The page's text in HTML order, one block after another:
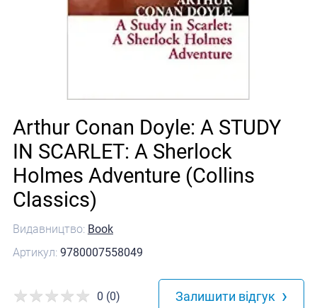
Видавництво: Book
Артикул: 9780007558049
Arthur Conan Doyle: A STUDY
IN SCARLET: A Sherlock
Holmes Adventure (Collins
Classics)
0 (0) Залишити відгук ›